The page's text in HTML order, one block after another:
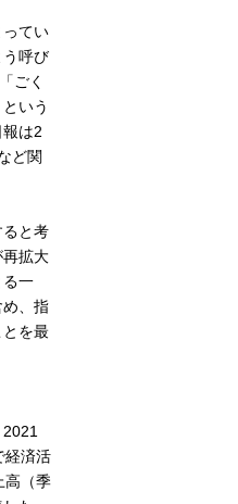
てい
呼び
ごく
いう
は2
ど関
と考
拡大
る一
、指
を最
経済活
高（季